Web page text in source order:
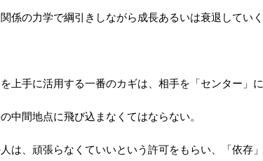
係の力学で綱引きしながら成長あるいは衰退していく
上手に活用する一番のカギは、相手を「センター」に
中間地点に飛び込まなくてはならない。
人は、頑張らなくていいという許可をもらい、「依存